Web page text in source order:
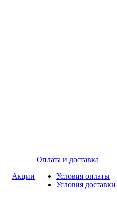
Акции
Оплата и доставка
Условия оплаты
Условия доставки